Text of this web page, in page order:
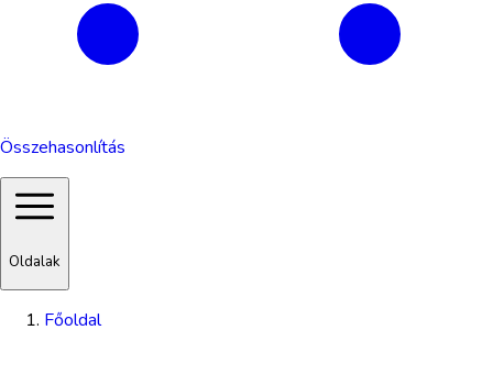
Összehasonlítás
Oldalak
Főoldal